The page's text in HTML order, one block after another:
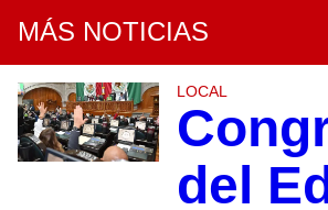
MÁS NOTICIAS
LOCAL
del